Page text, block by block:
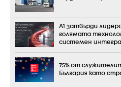
А1 затвърди
голямата
системен
75% от
България като